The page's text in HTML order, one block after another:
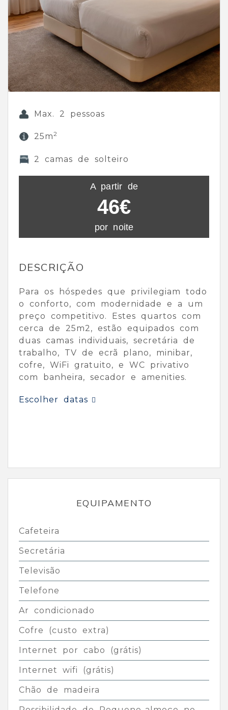
Max. 2 pessoas
25m2
2 camas de solteiro
A partir de
46€
por noite
DESCRIÇÃO
Para os hóspedes que privilegiam todo
o conforto, com modernidade e a um
preço competitivo. Estes quartos com
cerca de 25m2, estão equipados com
duas camas individuais, secretária de
trabalho, TV de ecrã plano, minibar,
cofre, WiFi gratuito, e WC privativo
com banheira, secador e amenities.
Escolher datas
EQUIPAMENTO
Cafeteira
Secretária
Televisão
Telefone
Ar condicionado
Cofre (custo extra)
Internet por cabo (grátis)
Internet wifi (grátis)
Chão de madeira